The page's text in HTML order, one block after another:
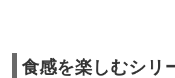
食感を楽しむシリ